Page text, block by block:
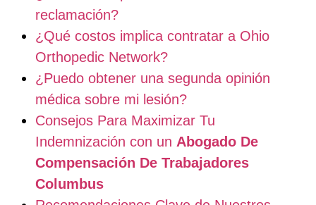
reclamación?
¿Qué costos implica contratar a Ohio
Orthopedic Network?
¿Puedo obtener una segunda opinión
médica sobre mi lesión?
Consejos Para Maximizar Tu
Indemnización con un Abogado De
Compensación De Trabajadores
Columbus